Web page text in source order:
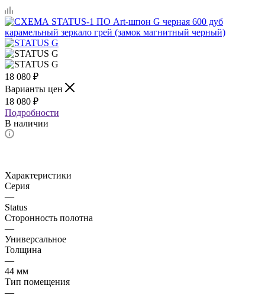
18 080 ₽
Варианты цен
18 080 ₽
Подробности
В наличии
Характеристики
Серия
—
Status
Сторонность полотна
—
Универсальное
Толщина
—
44 мм
Тип помещения
—